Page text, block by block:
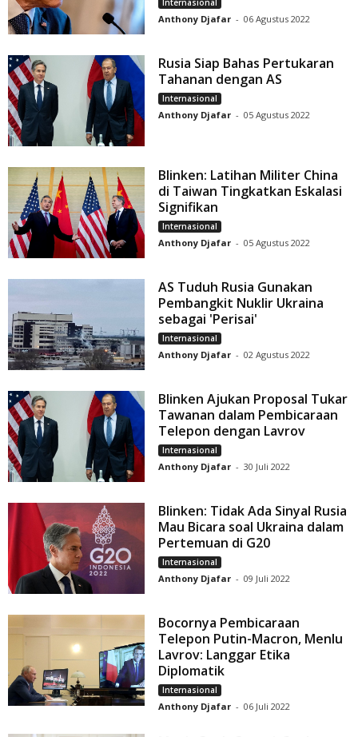
Internasional
Anthony Djafar - 06 Agustus 2022
Rusia Siap Bahas Pertukaran
Tahanan dengan AS
Internasional
Anthony Djafar - 05 Agustus 2022
Blinken: Latihan Militer China
di Taiwan Tingkatkan Eskalasi
Signifikan
Internasional
Anthony Djafar - 05 Agustus 2022
AS Tuduh Rusia Gunakan
Pembangkit Nuklir Ukraina
sebagai 'Perisai'
Internasional
Anthony Djafar - 02 Agustus 2022
Blinken Ajukan Proposal Tukar
Tawanan dalam Pembicaraan
Telepon dengan Lavrov
Internasional
Anthony Djafar - 30 Juli 2022
Blinken: Tidak Ada Sinyal Rusia
Mau Bicara soal Ukraina dalam
Pertemuan di G20
Internasional
Anthony Djafar - 09 Juli 2022
Bocornya Pembicaraan
Telepon Putin-Macron, Menlu
Lavrov: Langgar Etika
Diplomatik
Internasional
Anthony Djafar - 06 Juli 2022